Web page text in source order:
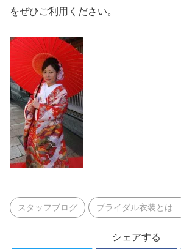
をぜひご利用ください。
スタッフブログ ブライダル衣装とは…
シェアする